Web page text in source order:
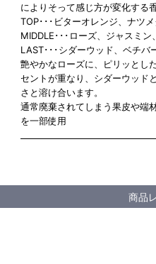
によりそって感じ方が変化する香
TOP･･･ビターオレンジ、ナツ
MIDDLE･･･ローズ、ジャスミン
LAST･･･シダーウッド、ベチバ
艶やかなローズに、ピリッとし
セントが重なり、シダーウッド
さと溶け合います。
通常廃棄されてしまう果皮や端
を一部使用
商品